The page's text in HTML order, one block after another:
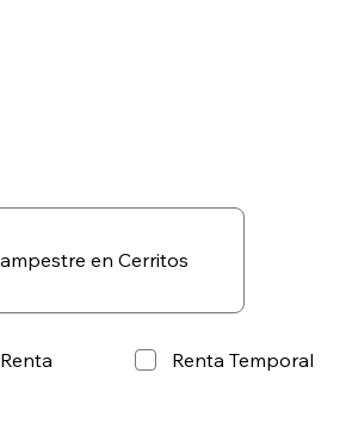
Renta Renta Temporal